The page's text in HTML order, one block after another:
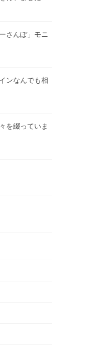
さんぽ」モニ
ンなんでも相
を綴っていま